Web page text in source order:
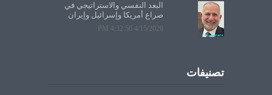
البعد النفسي والاستراتيجي في
صراع أمريكا وإسرائيل وإيران
4/15/2026 4:32:56 PM
تصنيفات